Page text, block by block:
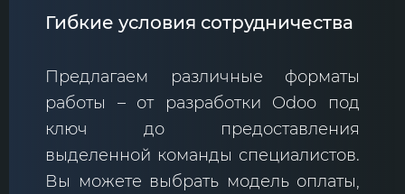
Гибкие условия сотрудничества
Предлагаем различные форматы
работы – от разработки Odoo под
ключ до предоставления
выделенной команды специалистов.
Вы можете выбрать модель оплаты,